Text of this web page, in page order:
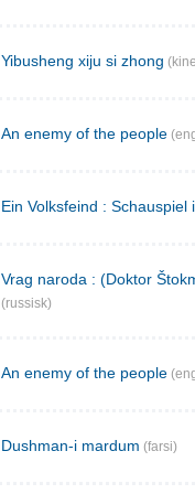
Yibusheng xiju si zhong
An enemy of the people
Ein Volksfeind : Schauspiel
Vrag naroda : (Doktor
(russisk)
An enemy of the people
Dushman-i mardum (farsi)